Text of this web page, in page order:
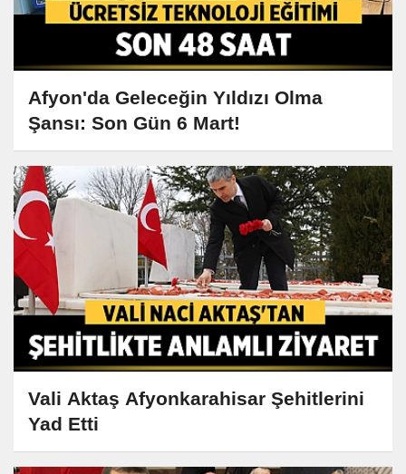
Afyon'da Geleceğin Yıldızı Olma
Şansı: Son Gün 6 Mart!
Vali Aktaş Afyonkarahisar Şehitlerini
Yad Etti